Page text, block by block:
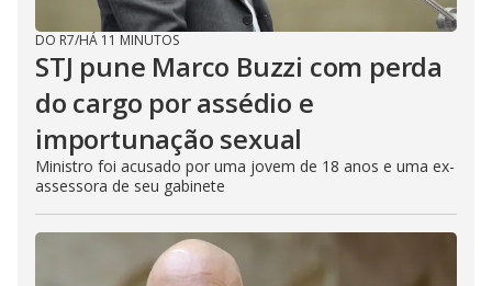
DO R7/HÁ 11 MINUTOS
STJ pune Marco Buzzi com perda
do cargo por assédio e
importunação sexual
Ministro foi acusado por uma jovem de 18 anos e uma ex-
assessora de seu gabinete